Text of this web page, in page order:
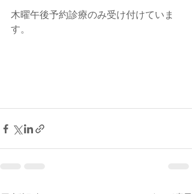
木曜午後予約診療のみ受け付けていま
す。